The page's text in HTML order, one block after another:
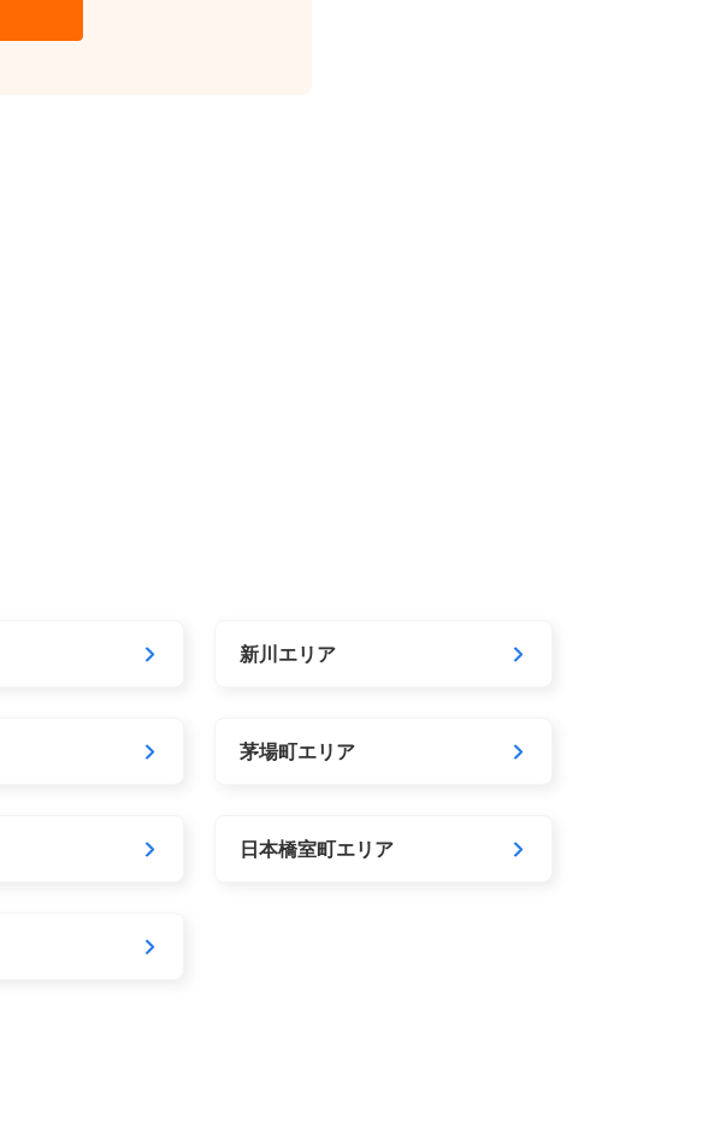
新川エリア
茅場町エリア
日本橋室町エリア